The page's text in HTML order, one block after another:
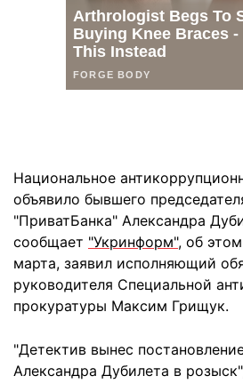
Национальное
объявило бывшего
"ПриватБанка" Александра
сообщает "Укринформ", об
марта, заявил исполняющий
руководителя Специальной
прокуратуры Максим Грищук.
"Детектив вынес
Александра Дубилета в